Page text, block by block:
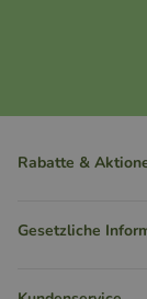
Rabatte &
Gesetzliche